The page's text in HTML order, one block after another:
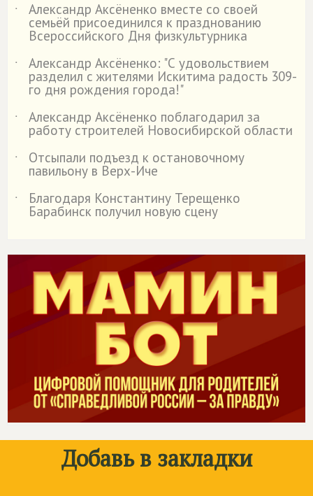
˙ Александр Аксёненко вместе со своей
семьёй присоединился к празднованию
Всероссийского Дня физкультурника
˙
Александр Аксёненко: "С удовольствием
разделил с жителями Искитима радость 309-
го дня рождения города!"
˙
Александр Аксёненко поблагодарил за
работу строителей Новосибирской области
˙
Отсыпали подъезд к остановочному
павильону в Верх-Иче
˙
Благодаря Константину Терещенко
Барабинск получил новую сцену
Добавь в закладки